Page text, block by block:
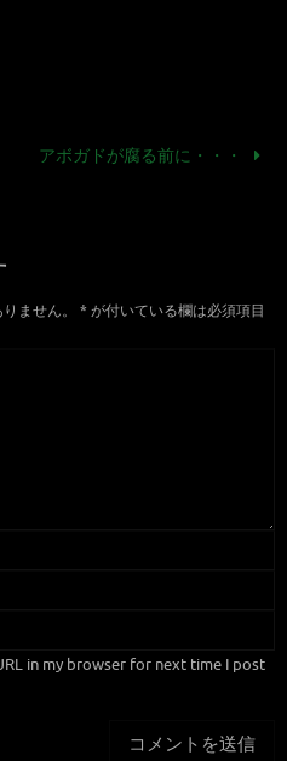
アボガドが腐る前に・・・
ません。 * が付いている欄は必須項目
in my browser for next time I post